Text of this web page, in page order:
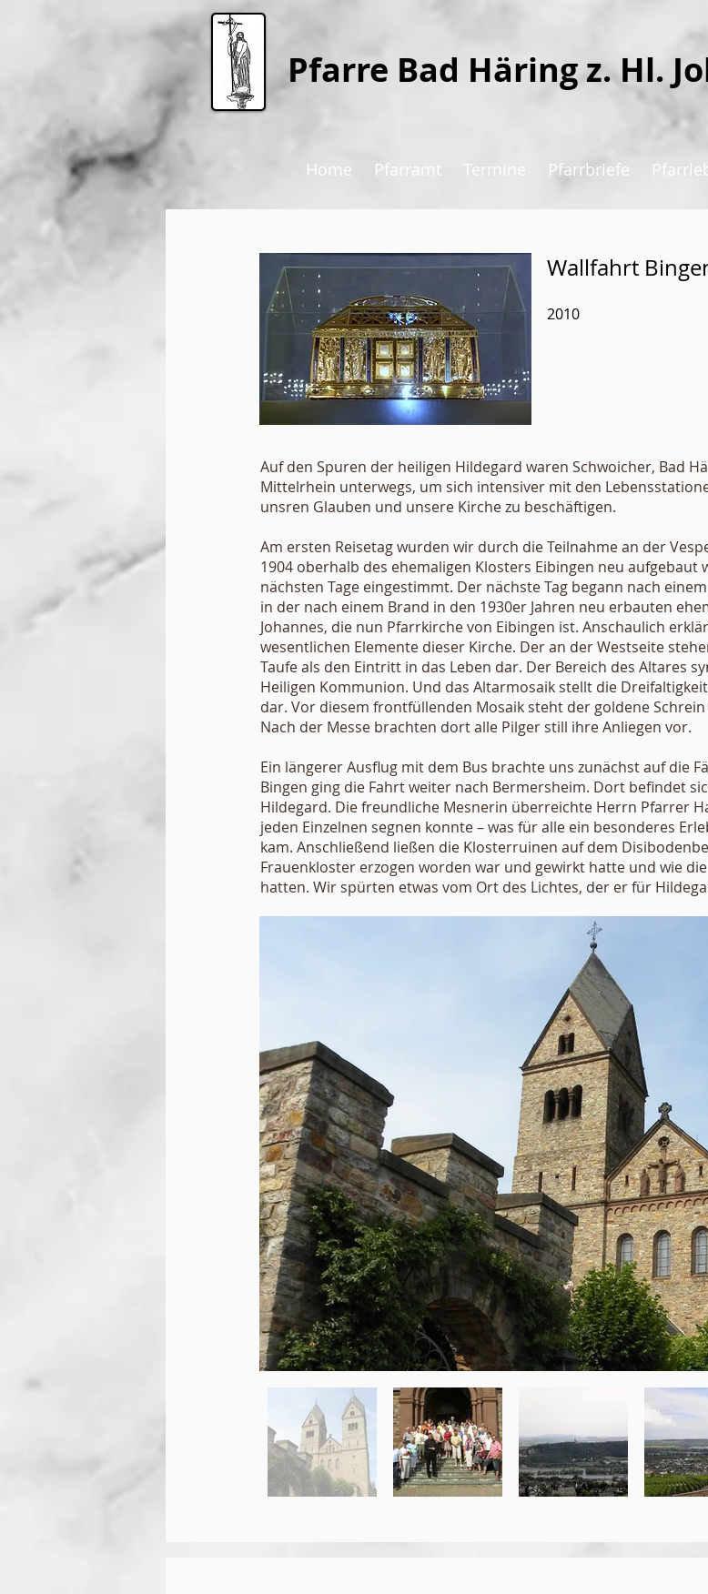
Pfarre Bad Häring z. Hl.
Home Pfarramt Termine Pfarrbriefe
Datum
Bericht
Wallfahrt
2010
Auf den Spuren der heiligen Hildegard waren Schwoicher, Bad
Mittelrhein unterwegs, um sich intensiver mit den
unsren Glauben und unsere Kirche zu beschäftigen.
Am ersten Reisetag wurden wir durch die Teilnahme an der
1904 oberhalb des ehemaligen Klosters Eibingen neu
nächsten Tage eingestimmt. Der nächste Tag begann nach
in der nach einem Brand in den 1930er Jahren neu erbauten
Johannes, die nun Pfarrkirche von Eibingen ist. Anschaulich
wesentlichen Elemente dieser Kirche. Der an der Westseite
Taufe als den Eintritt in das Leben dar. Der Bereich des Altares
Heiligen Kommunion. Und das Altarmosaik stellt die
dar. Vor diesem frontfüllenden Mosaik steht der goldene
Nach der Messe brachten dort alle Pilger still ihre Anliegen vor.
Ein längerer Ausflug mit dem Bus brachte uns zunächst auf die
Bingen ging die Fahrt weiter nach Bermersheim. Dort befindet
Hildegard. Die freundliche Mesnerin überreichte Herrn Pfarrer
jeden Einzelnen segnen konnte – was für alle ein besonderes
kam. Anschließend ließen die Klosterruinen auf dem
Frauenkloster erzogen worden war und gewirkt hatte und wie
hatten. Wir spürten etwas vom Ort des Lichtes, der er für